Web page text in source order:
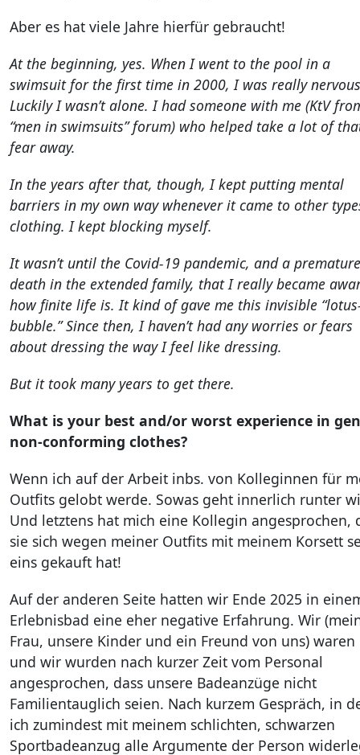
Aber es hat viele Jahre hierfür gebraucht!
At the beginning, yes. When I went to the pool in a
swimsuit for the first time in 2000, I was really
Luckily I wasn’t alone. I had someone with me (KtV
“men in swimsuits” forum) who helped take a lot of
fear away.
In the years after that, though, I kept putting mental
barriers in my own way whenever it came to other
clothing. I kept blocking myself.
It wasn’t until the Covid‑19 pandemic, and a premature
death in the extended family, that I really became
how finite life is. It kind of gave me this invisible
bubble.” Since then, I haven’t had any worries or fears
about dressing the way I feel like dressing.
But it took many years to get there.
What is your best and/or worst experience in
non-conforming clothes?
Wenn ich auf der Arbeit inbs. von Kolleginnen für
Outfits gelobt werde. Sowas geht innerlich runter
Und letztens hat mich eine Kollegin angesprochen,
sie sich wegen meiner Outfits mit meinem Korsett
eins gekauft hat!
Auf der anderen Seite hatten wir Ende 2025 in
Erlebnisbad eine eher negative Erfahrung. Wir
Frau, unsere Kinder und ein Freund von uns)
und wir wurden nach kurzer Zeit vom Personal
angesprochen, dass unsere Badeanzüge nicht
Familientauglich seien. Nach kurzem Gespräch, in
ich zumindest mit meinem schlichten, schwarzen
Sportbadeanzug alle Argumente der Person